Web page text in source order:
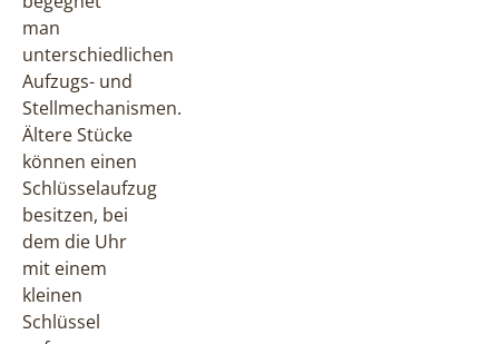
man
unterschiedlichen
Aufzugs- und
Stellmechanismen.
Ältere Stücke
können einen
Schlüsselaufzug
besitzen, bei
dem die Uhr
mit einem
kleinen
Schlüssel